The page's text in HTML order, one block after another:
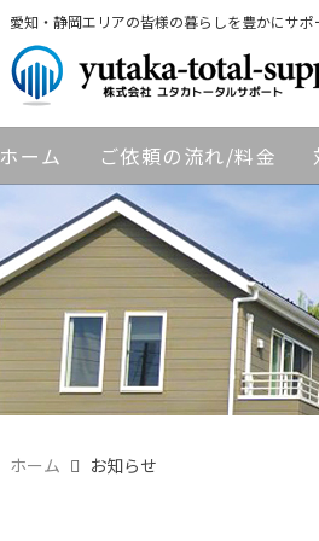
愛知・静岡エリアの皆様の暮らしを豊かにサ
ホーム ご依頼の流れ/料金
ホーム お知らせ